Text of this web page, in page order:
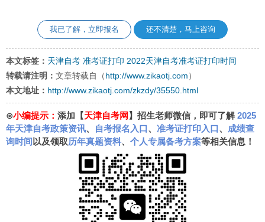
我已了解，立即报名 还不清楚，马上咨询
本文标签： 天津自考 准考证打印 2022天津自考准考证打印时间
转载请注明： 文章转载自（ http://www.zikaotj.com ）
本文地址： http://www.zikaotj.com/zkzdy/35550.html
⊙小编提示： 添加【天津自考网 】招生老师微信，即可了解2025
年天津自考政策资讯、 自考报名入口、 准考证打印入口、 成绩查
询时间 以及领取历年真题资料、 个人专属备考方案等相关信息！